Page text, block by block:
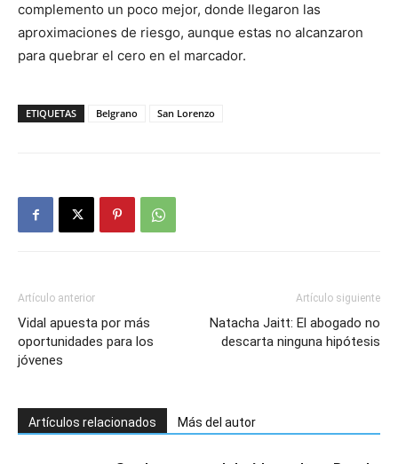
complemento un poco mejor, donde llegaron las
aproximaciones de riesgo, aunque estas no alcanzaron
para quebrar el cero en el marcador.
ETIQUETAS Belgrano San Lorenzo
Artículo anterior
Vidal apuesta por más
oportunidades para los
jóvenes
Artículo siguiente
Natacha Jaitt: El abogado no
descarta ninguna hipótesis
Artículos relacionados Más del autor